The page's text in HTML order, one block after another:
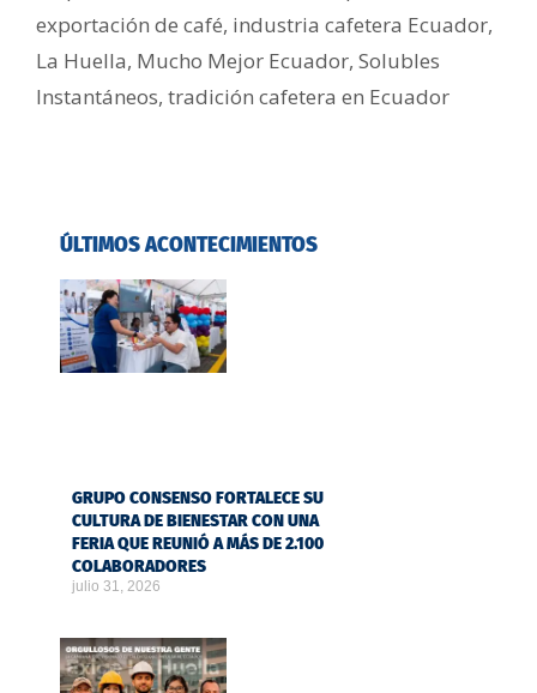
exportación de café, industria cafetera Ecuador,
La Huella, Mucho Mejor Ecuador, Solubles
Instantáneos, tradición cafetera en Ecuador
ÚLTIMOS ACONTECIMIENTOS
GRUPO CONSENSO FORTALECE SU
CULTURA DE BIENESTAR CON UNA
FERIA QUE REUNIÓ A MÁS DE 2.100
COLABORADORES
julio 31, 2026